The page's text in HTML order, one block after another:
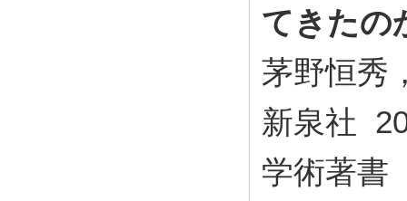
てきたの
茅野恒秀
新泉社
学術著書